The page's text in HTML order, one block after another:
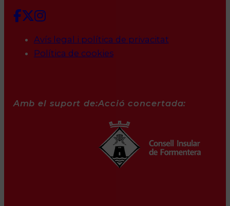
Avís legal i política de privacitat
Política de cookies
Amb el suport de:Acció concertada: